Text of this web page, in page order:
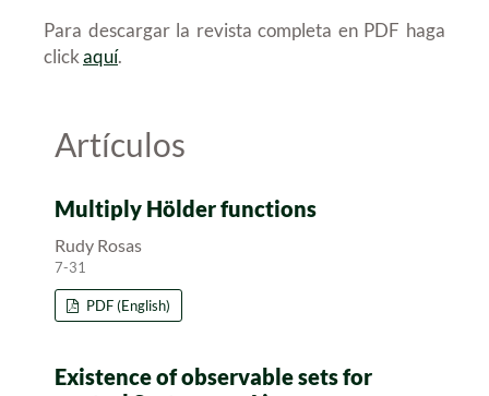
Para descargar la revista completa en PDF haga
clickaquí.
Artículos
Multiply Hölder functions
Rudy Rosas
7-31
PDF (English)
Existence of observable sets for